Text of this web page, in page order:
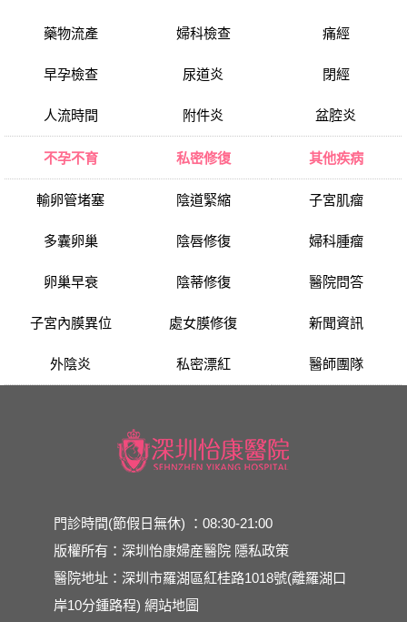
藥物流產
早孕檢查
人流時間
婦科檢查
尿道炎
附件炎
痛經
閉經
盆腔炎
不孕不育
輸卵管堵塞
多囊卵巢
卵巢早衰
子宮內膜異位
外陰炎
私密修復
陰道緊縮
陰唇修復
陰蒂修復
處女膜修復
私密漂紅
其他疾病
子宮肌瘤
婦科腫瘤
醫院問答
新聞資訊
醫師團隊
門診時間(節假日無休) ：08:30-21:00
版權所有：深圳怡康婦産醫院 隱私政策
醫院地址：深圳市羅湖區紅桂路1018號(離羅湖口
岸10分鍾路程)網站地圖